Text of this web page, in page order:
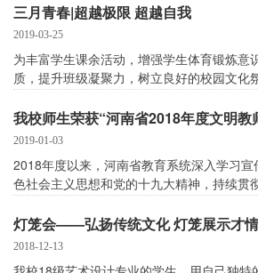
三月青春|超越极限 超越自我
2019-03-25
为丰富学生课余活动，增强学生体育锻炼意
质，提升班级凝聚力，树立良好的校园文化
我校师生荣获“河南省2018年度文明教
2019-01-03
2018年度以来，河南省教育系统深入学习
色社会主义思想和党的十九大精神，持续贯
灯笼会——弘扬传统文化 灯笼展示才情
2018-12-13